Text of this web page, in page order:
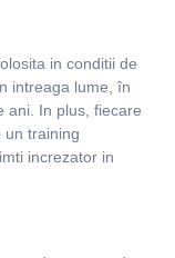
in conditii de
intreaga lume, în
ani. In plus, fiecare
un training
increzator in